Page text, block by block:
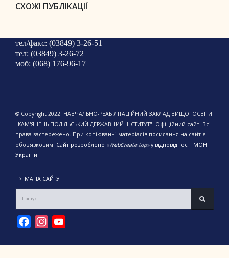
СХОЖІ ПУБЛІКАЦІЇ
тел/факс: (03849) 3-26-51
тел: (03849) 3-26-72
моб: (068) 176-96-17
© Copyright 2022. НАВЧАЛЬНО-РЕАБІЛІТАЦІЙНИЙ ЗАКЛАД ВИЩОЇ ОСВІТИ
"КАМ'ЯНЕЦЬ-ПОДІЛЬСЬКИЙ ДЕРЖАВНИЙ ІНСТИТУТ". Офіційний сайт. Всі
права застережено. При копіюванні матеріалів посилання на сайт є
обов'язковим. Сайт розроблено «WebCreate.top»у відповідності МОН
України.
МАПА САЙТУ
FacebookInstagram